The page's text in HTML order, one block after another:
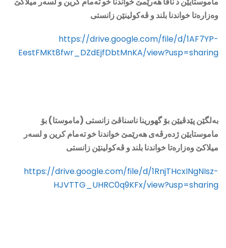
وەزارەتا خواندنا بلند و ڤەکولينێن زانستی
https://drive.google.com/file/d/1AF7YP-
EestFMKt8fwr_DZdEjfDbtMnKA/view?usp=sharing
بەلگێن پێدڤيێن بۆ گهورينا ناسناڤێ زانستی (ماموستا) بۆ
ماموستايێن ژدەرڤەی هەرێمێ خواندنا خو تەمام کرين و لسەر
ميلاکێ وەزارەتا خواندنا بلند و ڤەکولينێن زانستی
https://drive.google.com/file/d/1RnjTHcxINgNIsz-
HJVTTG_UHRC0q9KFx/view?usp=sharing